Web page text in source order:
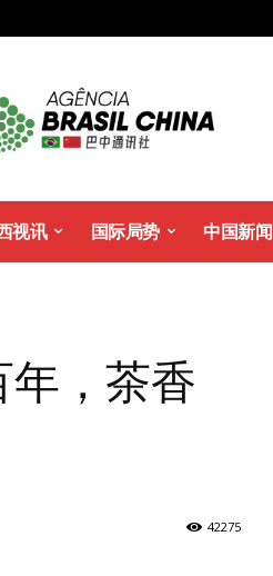
视讯 国际局势 中国新闻
，茶香
42275